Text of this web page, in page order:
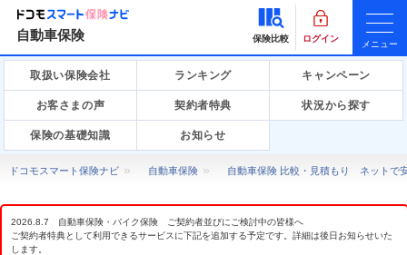
自動車保険 保険比較 ログイン
メニュー
取扱い保険会社 ランキング キャンペーン
お客さまの声 契約者特典 状況から探す
保険の基礎知識 お知らせ
ドコモスマート保険ナビ 自動車保険 自動車保険 比較・見積もり ネットで
2026.8.7 自動車保険・バイク保険 ご契約者並びにご検討中の皆様へ
ご契約者特典として利用できるサービスに下記を追加する予定です。詳細は後日お知らせいた
します。